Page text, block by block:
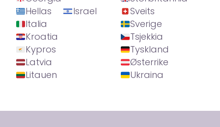
Hellas
Israel
Italia
Kroatia
Kypros
Latvia
Litauen
Sveits
Sverige
Tsjekkia
Tyskland
Østerrike
Ukraina